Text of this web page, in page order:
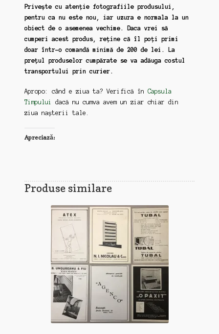
Privește cu atenție fotografiile produsului,
pentru ca nu este nou, iar uzura e normala la un
obiect de o asemenea vechime. Daca vrei să
cumperi acest produs, reține că îl poți primi
doar într-o comandă minimă de 200 de lei. La
prețul produselor cumpărate se va adăuga costul
transportului prin curier.
Apropo: când e ziua ta? Verifică în Capsula
Timpului
dacă nu cumva avem un ziar chiar din
ziua nașterii tale.
Apreciază:
Produse similare